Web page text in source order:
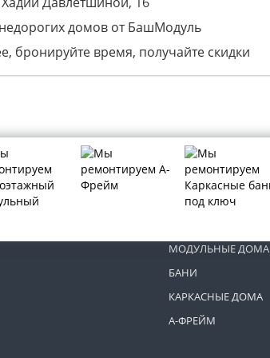
домов от БашМодуль
бронируйте время, получайте скидки
МОДУЛЬНЫЕ ДОМА
БАНИ
КАРКАСНЫЕ ДОМА
А-ФРЕЙМ